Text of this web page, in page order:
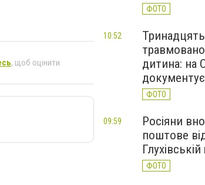
, щоб оцінити
ФОТО
дитина: на
ФОТО
10:52
Росіяни
поштове
ФОТО
09:59